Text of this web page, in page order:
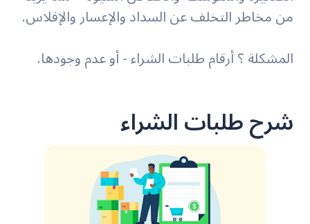
من مخاطر التخلف عن السداد والإعسار والإفلاس.
المشكلة ؟ أرقام طلبات الشراء - أو عدم وجودها.
شرح طلبات الشراء